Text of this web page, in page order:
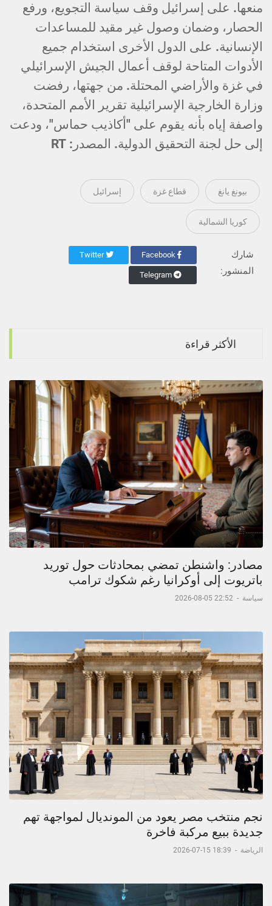
منعها. على إسرائيل وقف سياسة التجويع، ورفع
الحصار، وضمان وصول غير مقيد للمساعدات
الإنسانية. على الدول الأخرى استخدام جميع
الأدوات المتاحة لوقف أعمال الجيش الإسرائيلي
في غزة والأراضي المحتلة. من جهتها، رفضت
وزارة الخارجية الإسرائيلية تقرير الأمم المتحدة،
واصفة إياه بأنه يقوم على "أكاذيب حماس"، ودعت
إلى حل لجنة التحقيق الدولية. المصدر: RT
بيونغ يانغ قطاع غزة إسرائيل
كوريا الشمالية
شارك
المنشور:
Facebook
Twitter
Telegram
الأكثر قراءة
مصادر: واشنطن تمضي بمحادثات حول توريد
باتريوت إلى أوكرانيا رغم شكوك ترامب
سياسة -
22:52 05-08-2026
نجم منتخب مصر يعود من المونديال لمواجهة تهم
جديدة ببيع مركبة فاخرة
الرياضة -
18:39 15-07-2026